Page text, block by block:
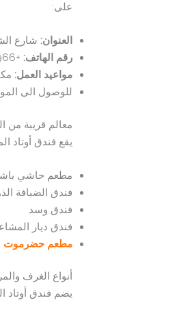
على:
العنوان: شارع الشيخ
رقم الهاتف:
+966 53 655 0346
مواعيد العمل:
للوصول الى
معالم قريبة من
يقع فندق أوتاد
مطعم حاشي
فندق الضبافة
فندق وسد
فندق ديار
مطعم حضرموت
أنواع الغرف
يضم فندق أوتاد المتحدة الماسي 142 غرفة فاخرة مصممة